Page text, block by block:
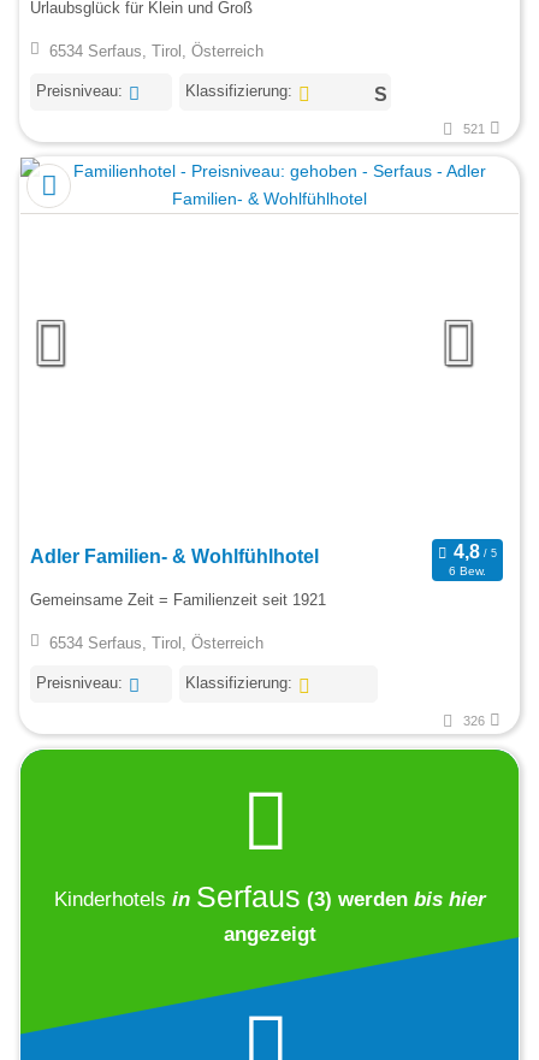
Urlaubsglück für Klein und Groß
6534 Serfaus, Tirol, Österreich
Preisniveau: Klassifizierung:
521
Adler Familien- & Wohlfühlhotel
6 Bew.
Gemeinsame Zeit = Familienzeit seit 1921
6534 Serfaus, Tirol, Österreich
Preisniveau: Klassifizierung:
326
Kinderhotels in Serfaus (3) werden bis hier
angezeigt